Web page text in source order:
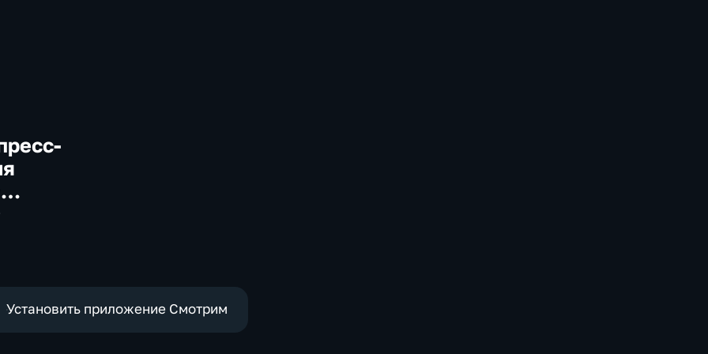
Установить приложение Смотрим